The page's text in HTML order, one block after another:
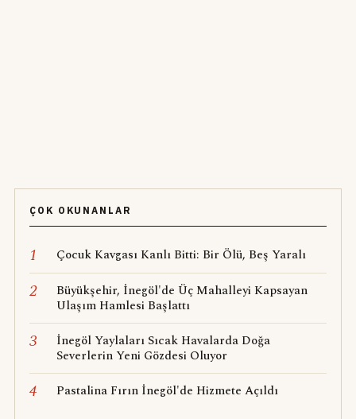
ÇOK OKUNANLAR
1 Çocuk Kavgası Kanlı Bitti: Bir Ölü, Beş Yaralı
2
Büyükşehir, İnegöl'de Üç Mahalleyi Kapsayan
Ulaşım Hamlesi Başlattı
3
İnegöl Yaylaları Sıcak Havalarda Doğa
Severlerin Yeni Gözdesi Oluyor
4 Pastalina Fırın İnegöl'de Hizmete Açıldı